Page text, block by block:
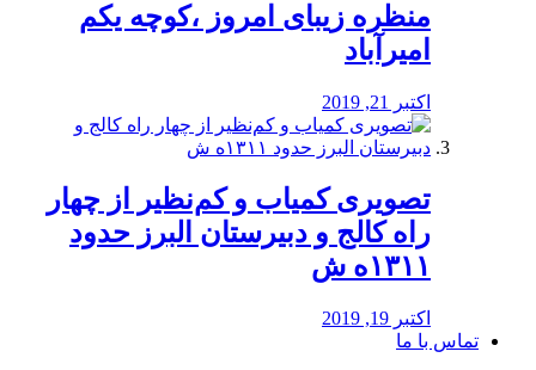
منظره‌‌ زیبای امروز ،کوچه یکم
امیرآباد
اکتبر 21, 2019
️تصویری کمیاب و کم‌نظیر از چهار
راه كالج و دبيرستان البرز حدود
۱۳۱۱ه ش
اکتبر 19, 2019
تماس با ما